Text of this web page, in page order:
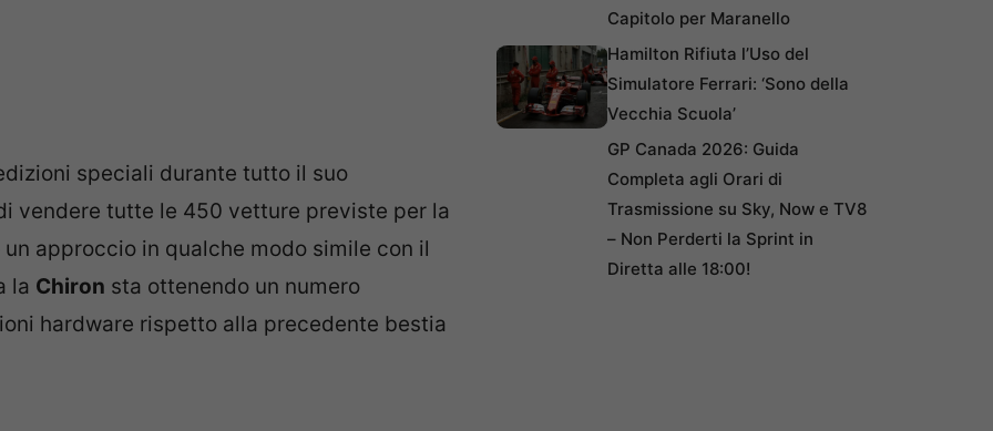
speciali durante tutto il suo
vendere tutte le 450 vetture previste per la
approccio in qualche modo simile con il
la Chiron sta ottenendo un numero
hardware rispetto alla precedente bestia
Capitolo per Maranello
Hamilton Rifiuta l’Uso del
Simulatore Ferrari: ‘Sono della
Vecchia Scuola’
GP Canada 2026: Guida
Completa agli Orari di
Trasmissione su Sky, Now e TV8
– Non Perderti la Sprint in
Diretta alle 18:00!